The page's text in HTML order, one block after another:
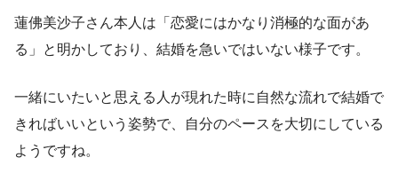
蓮佛美沙子さん本人は「恋愛にはかなり消極的な面があ
る」と明かしており、結婚を急いではいない様子です。
一緒にいたいと思える人が現れた時に自然な流れで結婚で
きればいいという姿勢で、自分のペースを大切にしている
ようですね。